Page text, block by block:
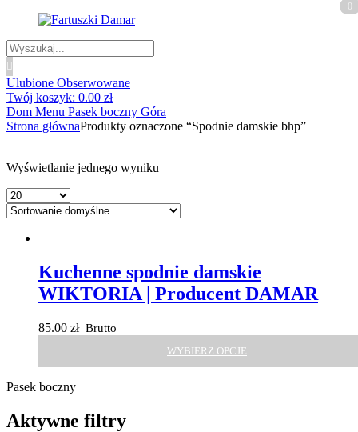
Wyszukiwanie
produktów
0
Ulubione Obserwowane
0
Twój koszyk: 0.00 zł
Dom Menu Pasek boczny Góra
Strona głównaProdukty oznaczone “Spodnie damskie bhp”
Wyświetlanie jednego wyniku
Kuchenne spodnie damskie
WIKTORIA | Producent DAMAR
85.00 zł Brutto
WYBIERZ OPCJE
Pasek boczny
Aktywne filtry